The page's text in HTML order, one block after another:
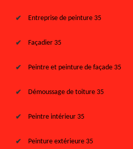
Entreprise de peinture 35
Façadier 35
Peintre et peinture de façade 35
Démoussage de toiture 35
Peintre intérieur 35
Peinture extérieure 35